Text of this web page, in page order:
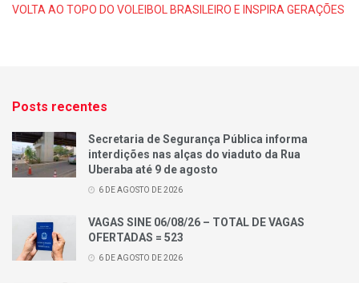
VOLTA AO TOPO DO VOLEIBOL BRASILEIRO E INSPIRA GERAÇÕES
Posts recentes
Secretaria de Segurança Pública informa
interdições nas alças do viaduto da Rua
Uberaba até 9 de agosto
6 DE AGOSTO DE 2026
VAGAS SINE 06/08/26 – TOTAL DE VAGAS
OFERTADAS = 523
6 DE AGOSTO DE 2026